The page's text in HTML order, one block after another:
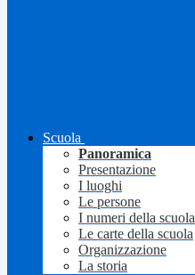
Scuola
Panoramica
Presentazione
I luoghi
Le persone
I numeri della scuola
Le carte della scuola
Organizzazione
La storia